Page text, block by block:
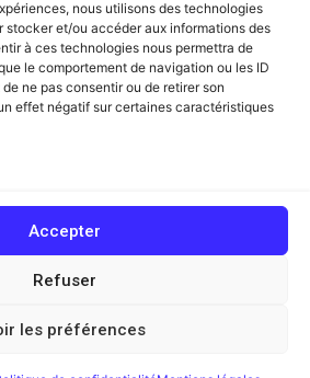
nous utilisons des technologies
stocker et/ou accéder aux informations des
à ces technologies nous permettra de
le comportement de navigation ou les ID
ne pas consentir ou de retirer son
effet négatif sur certaines caractéristiques
Accepter
Refuser
les préférences
Rejoindre
| Powered by
Mentions légales